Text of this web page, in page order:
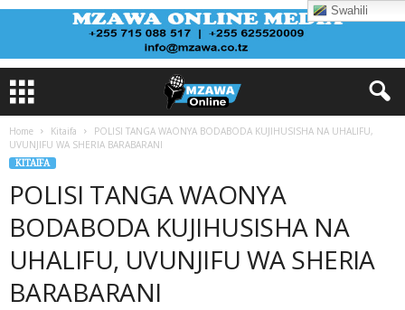
Home Kitaifa
POLISI TANGA WAONYA BODABODA KUJIHUSISHA NA UHALIFU,
UVUNJIFU WA SHERIA BARABARANI
KITAIFA
POLISI TANGA WAONYA
BODABODA KUJIHUSISHA NA
UHALIFU, UVUNJIFU WA SHERIA
BARABARANI
Swahili